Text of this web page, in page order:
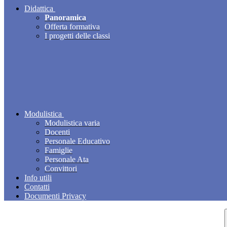
Didattica
Panoramica
Offerta formativa
I progetti delle classi
Modulistica
Modulistica varia
Docenti
Personale Educativo
Famiglie
Personale Ata
Convittori
Info utili
Contatti
Documenti Privacy